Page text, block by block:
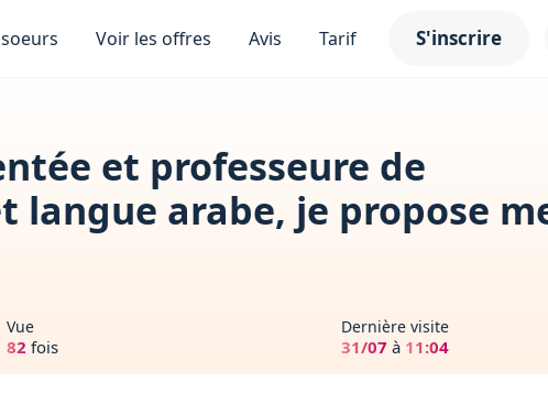
Voir les offres Avis Tarif S'inscrire
et professeure de
langue arabe, je propose
Vue
82 fois
Dernière visite
31/07 à 11:04